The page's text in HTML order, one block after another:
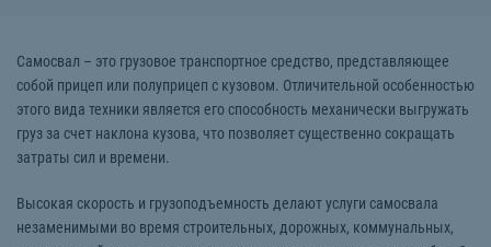
Самосвал – это грузовое транспортное средство, представляющее
собой прицеп или полуприцеп с кузовом. Отличительной особенностью
этого вида техники является его способность механически выгружать
груз за счет наклона кузова, что позволяет существенно сокращать
затраты сил и времени.
Высокая скорость и грузоподъемность делают услуги самосвала
незаменимыми во время строительных, дорожных, коммунальных,